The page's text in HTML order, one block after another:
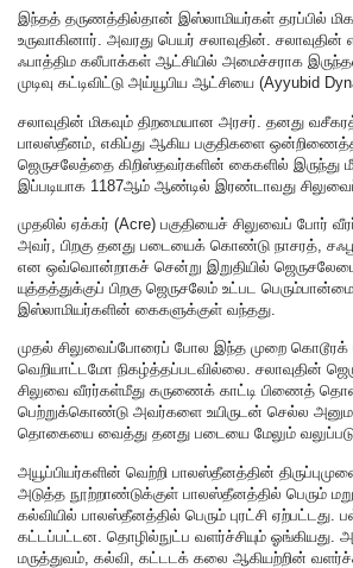
இந்தத் தருணத்தில்தான் இஸ்லாமியர்கள் தரப்பில்
உருவாகினார். அவரது பெயர் சலாவுதின். சலாவுதின்
ஃபாத்திம கலீபாக்கள் ஆட்சியில் அமைச்சராக
முடிவு கட்டிவிட்டு அய்யூபிய ஆட்சியை (Ayyubid
சலாவுதின் மிகவும் திறமையான அரசர். தனது
பாலஸ்தீனம், எகிப்து ஆகிய பகுதிகளை
ஜெருசலேத்தை கிறிஸ்தவர்களின் கைகளில் இருந்து
இப்படியாக 1187ஆம் ஆண்டில் இரண்டாவது
முதலில் ஏக்கர் (Acre) பகுதியைச் சிலுவைப் போர்
அவர், பிறகு தனது படையைக் கொண்டு நாசரத்,
என ஒவ்வொன்றாகச் சென்று இறுதியில்
யுத்தத்துக்குப் பிறகு ஜெருசலேம் உட்பட
இஸ்லாமியர்களின் கைகளுக்குள் வந்தது.
முதல் சிலுவைப்போரைப் போல இந்த முறை
வெறியாட்டமோ நிகழ்த்தப்படவில்லை. சலாவுதின்
சிலுவை வீரர்கள்மீது கருணைக் காட்டி பிணைத்
பெற்றுக்கொண்டு அவர்களை உயிருடன் செல்ல
தொகையை வைத்து தனது படையை மேலும்
அயூப்பியர்களின் வெற்றி பாலஸ்தீனத்தின்
அடுத்த நூற்றாண்டுக்குள் பாலஸ்தீனத்தில் பெரும்
கல்வியில் பாலஸ்தீனத்தில் பெரும் புரட்சி ஏற்பட்டது.
கட்டப்பட்டன. தொழில்நுட்ப வளர்ச்சியும் ஓங்கியது.
மருத்துவம், கல்வி, கட்டடக் கலை ஆகியற்றின்